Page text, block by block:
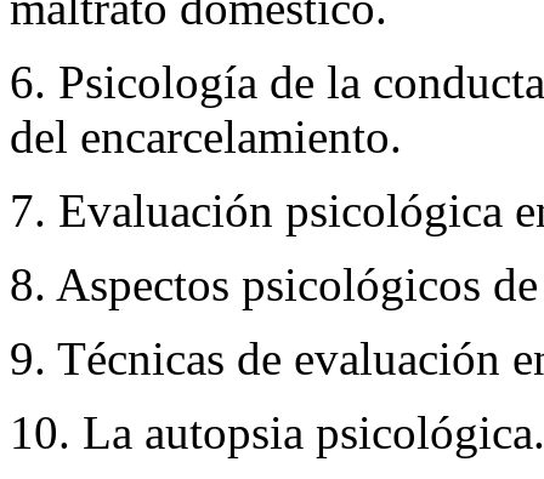
6. Psicología de la
del encarcelamiento.
7. Evaluación psicológica
8. Aspectos psicológicos
9. Técnicas de evaluación
10. La autopsia psicológica.